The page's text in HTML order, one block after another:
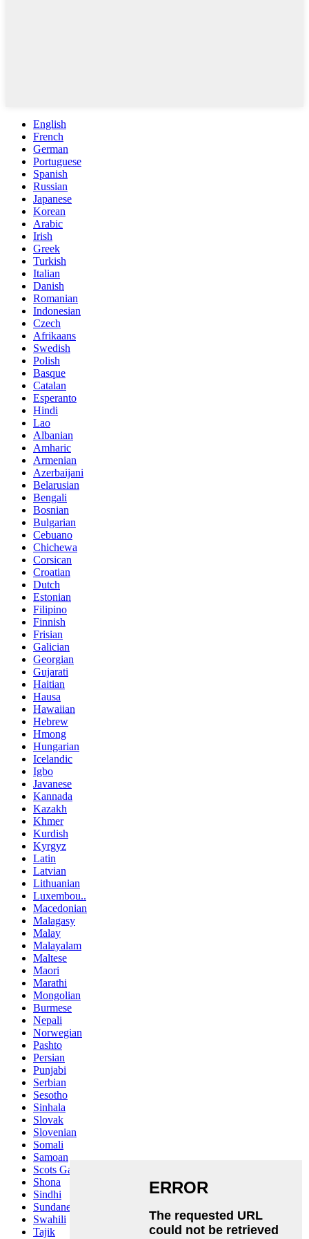
English
French
German
Portuguese
Spanish
Russian
Japanese
Korean
Arabic
Irish
Greek
Turkish
Italian
Danish
Romanian
Indonesian
Czech
Afrikaans
Swedish
Polish
Basque
Catalan
Esperanto
Hindi
Lao
Albanian
Amharic
Armenian
Azerbaijani
Belarusian
Bengali
Bosnian
Bulgarian
Cebuano
Chichewa
Corsican
Croatian
Dutch
Estonian
Filipino
Finnish
Frisian
Galician
Georgian
Gujarati
Haitian
Hausa
Hawaiian
Hebrew
Hmong
Hungarian
Icelandic
Igbo
Javanese
Kannada
Kazakh
Khmer
Kurdish
Kyrgyz
Latin
Latvian
Lithuanian
Luxembou..
Macedonian
Malagasy
Malay
Malayalam
Maltese
Maori
Marathi
Mongolian
Burmese
Nepali
Norwegian
Pashto
Persian
Punjabi
Serbian
Sesotho
Sinhala
Slovak
Slovenian
Somali
Samoan
Scots Gaelic
Shona
Sindhi
Sundanese
Swahili
Tajik